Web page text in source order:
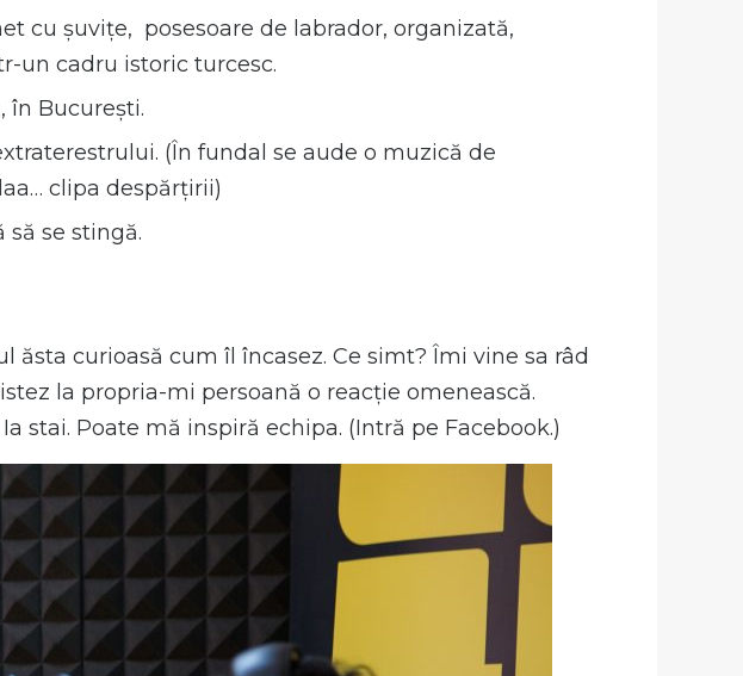
cu șuvițe, posesoare de labrador, organizată,
un cadru istoric turcesc.
în București.
(În fundal se aude o muzică de
clipa despărțirii)
să se stingă.
curioasă cum îl încasez. Ce simt? Îmi vine sa râd
la propria-mi persoană o reacție omenească.
stai. Poate mă inspiră echipa. (Intră pe Facebook.)